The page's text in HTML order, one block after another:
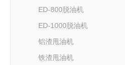
ED-800脱油机
ED-1000脱油机
铝渣甩油机
铁渣甩油机